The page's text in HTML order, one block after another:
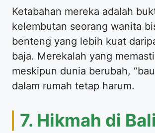
Ketabahan mereka adalah
kelembutan seorang wanita
benteng yang lebih kuat
baja. Merekalah yang
meskipun dunia berubah,
dalam rumah tetap harum.
7. Hikmah di